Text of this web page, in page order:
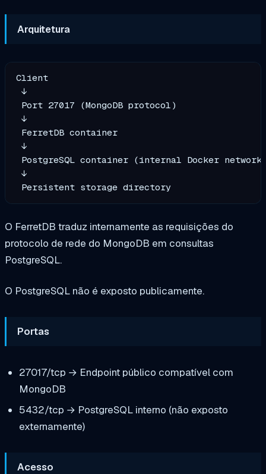
Arquitetura
Client
↓
Port 27017 (MongoDB protocol)
↓
FerretDB container
↓
PostgreSQL container (internal Docker
↓
O FerretDB traduz internamente as requisições do
protocolo de rede do MongoDB em consultas
PostgreSQL.
O PostgreSQL não é exposto publicamente.
Portas
27017/tcp → Endpoint público compatível com
MongoDB
5432/tcp → PostgreSQL interno (não exposto
externamente)
Acesso